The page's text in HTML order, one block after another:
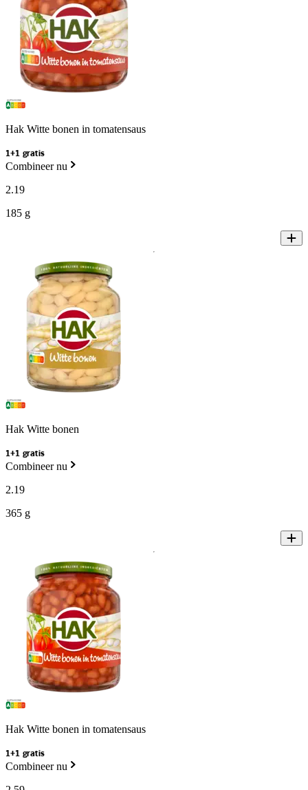
Hak Witte bonen in tomatensaus
1+1 gratis
Combineer nu
2.19
185 g
Hak Witte bonen
1+1 gratis
Combineer nu
2.19
365 g
Hak Witte bonen in tomatensaus
1+1 gratis
Combineer nu